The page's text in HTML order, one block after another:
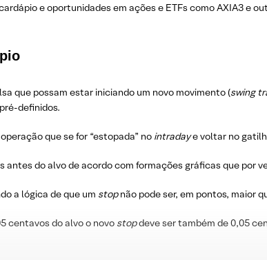
e oportunidades em ações e ETFs como AXIA3 e
que possam estar iniciando um novo movimento (swing
definidos.
que se for “estopada” no intradaye voltar no
antes do alvo de acordo com formações gráficas que por
a lógica de que um stopnão pode ser, em pontos, maior
centavos do alvo o novo stopdeve ser também de 0,05